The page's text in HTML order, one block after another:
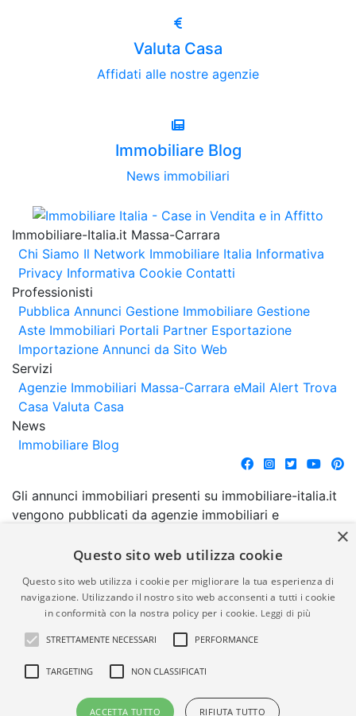
Valuta Casa
Affidati alle nostre agenzie
Immobiliare Blog
News immobiliari
Immobiliare-Italia.it Massa-Carrara
Chi Siamo Il Network Immobiliare Italia Informativa
Privacy Informativa Cookie Contatti
Professionisti
Pubblica Annunci Gestione Immobiliare Gestione
Aste Immobiliari Portali Partner Esportazione
Importazione Annunci da Sito Web
Servizi
Agenzie Immobiliari Massa-Carrara eMail Alert Trova
Casa Valuta Casa
News
Immobiliare Blog
Gli annunci immobiliari presenti su immobiliare-italia.it
vengono pubblicati da agenzie immobiliari e
comporta l'approvazione o l'avallo da parte di
garanzia da parte di quest'ultima. immobiliare-italia.it
quindi non è responsabile della veridicità, della
correttezza, della completezza, della normativa in
materia di privacy e/o di alcun altro aspetto dei
suddetti annunci.
© Copyright 2007 - 2026
Powered by
×
Questo sito web utilizza cookie
Questo sito web utilizza i cookie per migliorare la tua esperienza di
navigazione. Utilizzando il nostro sito web acconsenti a tutti i cookie
in conformità con la nostra policy per i cookie. Leggi di più
STRETTAMENTE NECESSARI PERFORMANCE
TARGETING NON CLASSIFICATI
ACCETTA TUTTO RIFIUTA TUTTO